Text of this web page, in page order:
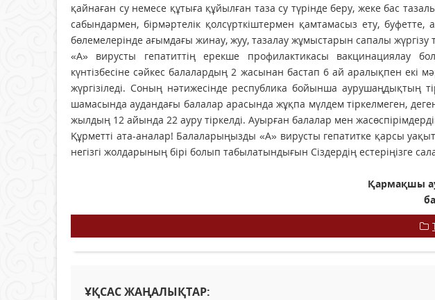
қайнаған су немесе құтыға құйылған таза су түрінде беру, жеке бас
сабындармен, бірмәртелік қолсүрткіштермен қамтамасыз ету,
бөлемелерінде ағымдағы жинау, жуу, тазалау жұмыстарын сапалы жүргізу
«А» вирусты гепатиттің ерекше профилактикасы вакцинациялау
күнтізбесіне сәйкес балалардың 2 жасынан бастап 6 ай аралықпен екі
жүргізіледі. Соның нәтижесінде республика бойынша аурушаңдықтың
шамасында аудандағы балалар арасында жұқпа мүлдем тіркелмеген,
жылдың 12 айында 22 ауру тіркелді. Ауырған балалар мен
Құрметті ата-аналар! Балаларыңызды «А» вирусты гепатитке қарсы
негізгі жолдарының бірі болып табылатындығын Сіздердің естеріңізге
Қармақшы
ҰҚСАС ЖАҢАЛЫҚТАР: